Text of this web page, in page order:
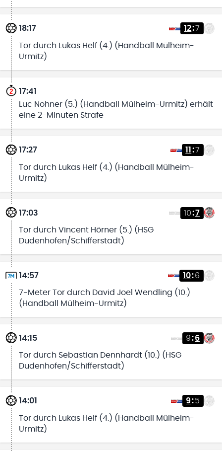
18:17 12:7
Tor durch Lukas Helf (4.) (Handball Mülheim-
Urmitz)
17:41
Luc Nohner (5.) (Handball Mülheim-Urmitz) erhält
eine 2-Minuten Strafe
17:27 11 :7
Tor durch Lukas Helf (4.) (Handball Mülheim-
Urmitz)
17:03 10:7
Tor durch Vincent Hörner (5.) (HSG
Dudenhofen/Schifferstadt)
14:57 10:6
7-Meter Tor durch David Joel Wendling (10.)
(Handball Mülheim-Urmitz)
14:15 9:6
Tor durch Sebastian Dennhardt (10.) (HSG
Dudenhofen/Schifferstadt)
14:01 9:5
Tor durch Lukas Helf (4.) (Handball Mülheim-
Urmitz)